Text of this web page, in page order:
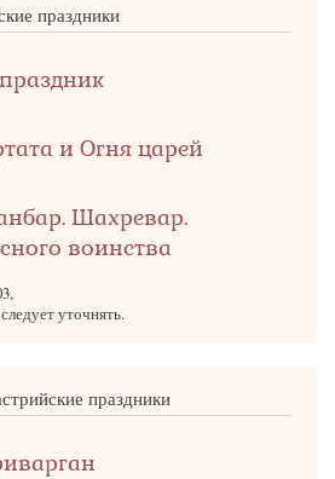
праздники
и Огня царей
Шахревар.
воинства
уточнять.
праздники